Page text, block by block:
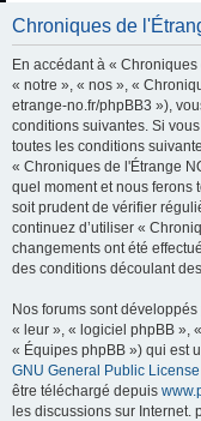
Chroniques de
En accédant à «
« notre », « nos », «
etrange-no.fr/phpBB3 »),
conditions suivantes. Si
toutes les conditions
« Chroniques de l'Étrange
quel moment et nous ferons
soit prudent de vérifier
continuez d’utiliser «
changements ont été
des conditions découlant
Nos forums sont
« leur », « logiciel phpBB »,
« Équipes phpBB ») qui est
GNU General Public License
être téléchargé depuis
les discussions sur Internet.